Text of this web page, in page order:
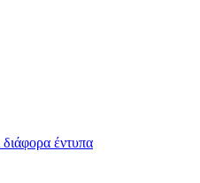
έντυπα